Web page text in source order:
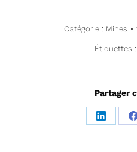
Catégorie : Mines
Étiquettes :
Partager
Partager